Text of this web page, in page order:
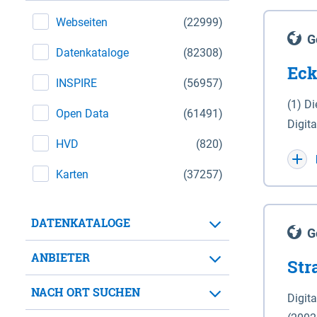
(22999)
Webseiten
(82308)
Datenkataloge
(56957)
INSPIRE
(61491)
Open Data
(820)
HVD
(37257)
Karten
DATENKATALOGE
ANBIETER
NACH ORT SUCHEN
(1)
WGS
für
der in